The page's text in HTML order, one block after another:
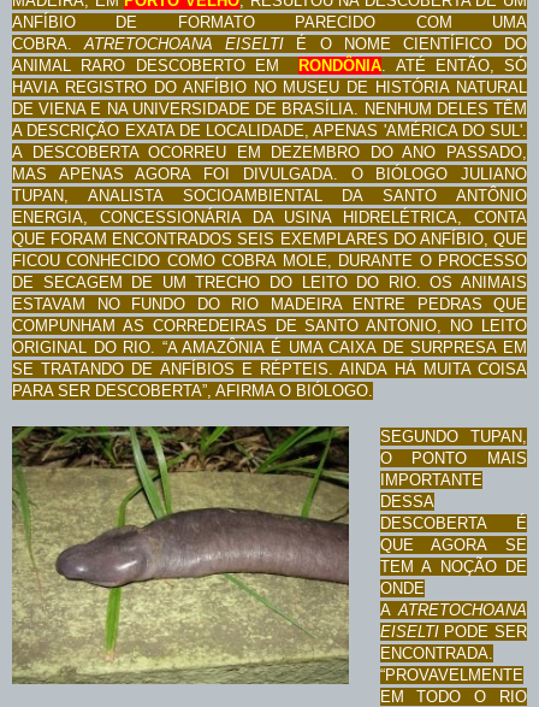
ANFÍBIO DE FORMATO PARECIDO COM UMA
COBRA.ATRETOCHOANA EISELTI
É O NOME CIENTÍFICO DO
ANIMAL RARO DESCOBERTO EM
RONDÔNIA. ATÉ ENTÃO, SÓ
HAVIA REGISTRO DO ANFÍBIO NO MUSEU DE HISTÓRIA NATURAL
DE VIENA E NA UNIVERSIDADE DE BRASÍLIA. NENHUM DELES TÊM
A DESCRIÇÃO EXATA DE LOCALIDADE, APENAS 'AMÉRICA DO SUL'.
A DESCOBERTA OCORREU EM DEZEMBRO DO ANO PASSADO,
MAS APENAS AGORA FOI DIVULGADA. O BIÓLOGO JULIANO
TUPAN, ANALISTA SOCIOAMBIENTAL DA SANTO ANTÔNIO
ENERGIA, CONCESSIONÁRIA DA USINA HIDRELÉTRICA, CONTA
QUE FORAM ENCONTRADOS SEIS EXEMPLARES DO ANFÍBIO, QUE
FICOU CONHECIDO COMO COBRA MOLE, DURANTE O PROCESSO
DE SECAGEM DE UM TRECHO DO LEITO DO RIO. OS ANIMAIS
ESTAVAM NO FUNDO DO RIO MADEIRA ENTRE PEDRAS QUE
COMPUNHAM AS CORREDEIRAS DE SANTO ANTONIO, NO LEITO
ORIGINAL DO RIO. “A AMAZÔNIA É UMA CAIXA DE SURPRESA EM
SE TRATANDO DE ANFÍBIOS E RÉPTEIS. AINDA HÁ MUITA COISA
PARA SER DESCOBERTA”, AFIRMA O BIÓLOGO.
SEGUNDO TUPAN,
O PONTO MAIS
IMPORTANTE
DESSA
DESCOBERTA É
QUE AGORA SE
TEM A NOÇÃO DE
ONDE
A ATRETOCHOANA
EISELTI PODE SER
ENCONTRADA.
“PROVAVELMENTE
EM TODO O RIO